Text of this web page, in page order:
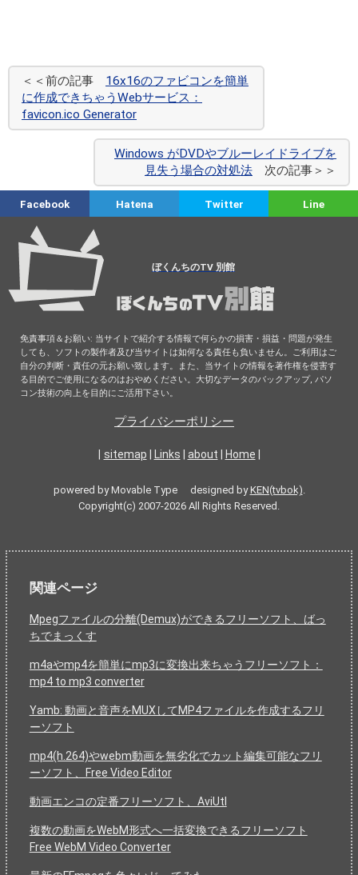
＜＜前の記事 16x16のファビコンを簡単
に作成できちゃうWebサービス：
favicon.ico Generator
Windows がDVDやブルーレイドライブを
見失う場合の対処法 次の記事＞＞
Facebook Hatena Twitter Line
ぼくんちのTV 別館
免責事項＆お願い: 当サイトで紹介する情報で何らかの損害・損益・問題が発生
しても、ソフトの製作者及び当サイトは如何なる責任も負いません。ご利用はご
自分の判断・責任の元お願い致します。また、当サイトの情報を著作権を侵害す
る目的でご使用になるのはおやめください。大切なデータのバックアップ, パソ
コン技術の向上を目的にご活用下さい。
プライバシーポリシー
sitemap Links about Home
powered by Movable Type designed byKEN(tvbok)
Copyright(c) 2007-2026 All Rights Reserved.
関連ページ
Mpegファイルの分離(Demux)ができるフリーソフト、ばっ
ちでまっくす
m4aやmp4を簡単にmp3に変換出来ちゃうフリーソフト：
mp4 to mp3 converter
Yamb: 動画と音声をMUXしてMP4ファイルを作成するフリ
ーソフト
mp4(h.264)やwebm動画を無劣化でカット編集可能なフリ
ーソフト、Free Video Editor
動画エンコの定番フリーソフト、AviUtl
複数の動画をWebM形式へ一括変換できるフリーソフト
Free WebM Video Converter